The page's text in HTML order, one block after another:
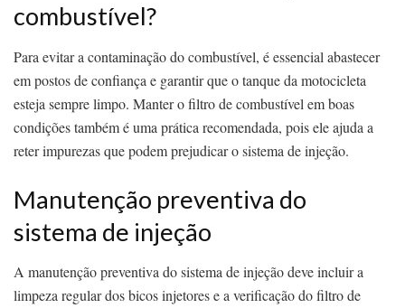
combustível?
Para evitar a contaminação do combustível, é essencial abastecer
em postos de confiança e garantir que o tanque da motocicleta
esteja sempre limpo. Manter o filtro de combustível em boas
condições também é uma prática recomendada, pois ele ajuda a
reter impurezas que podem prejudicar o sistema de injeção.
Manutenção preventiva do
sistema de injeção
A manutenção preventiva do sistema de injeção deve incluir a
limpeza regular dos bicos injetores e a verificação do filtro de